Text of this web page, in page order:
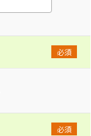
必須
必須